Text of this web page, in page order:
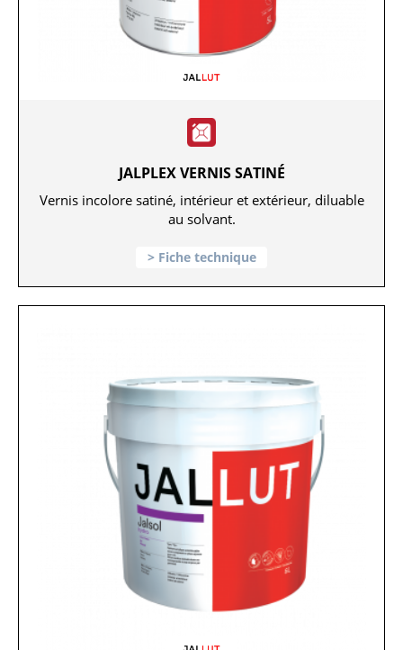
JALPLEX VERNIS SATINÉ
Vernis incolore satiné, intérieur et extérieur, diluable
au solvant.
Fiche technique